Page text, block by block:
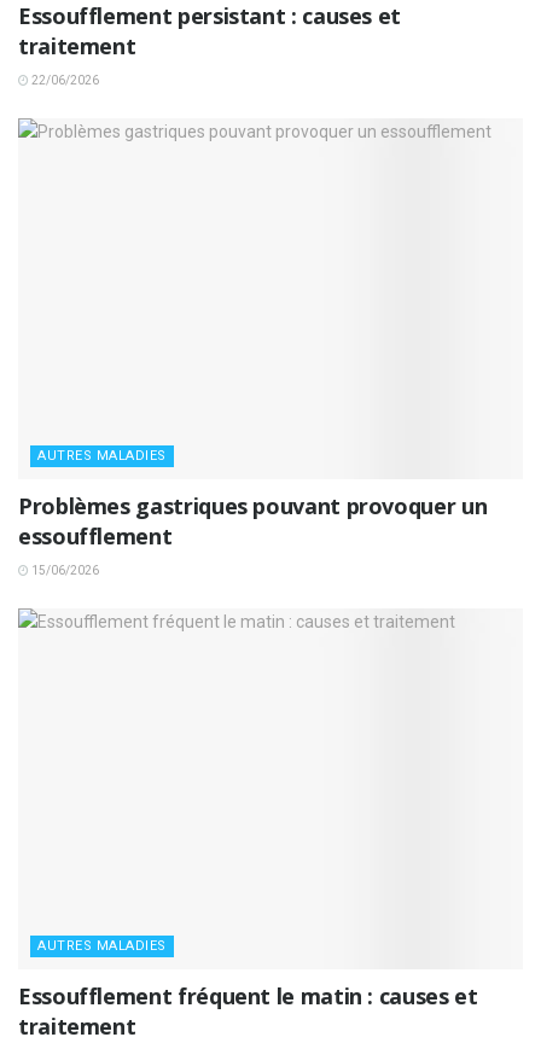
Essoufflement persistant : causes et
traitement
22/06/2026
AUTRES MALADIES
Problèmes gastriques pouvant provoquer un
essoufflement
15/06/2026
AUTRES MALADIES
Essoufflement fréquent le matin : causes et
traitement